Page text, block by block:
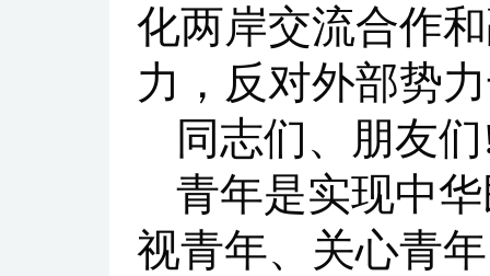
化两岸交流合作
力，反对外部势
同志们、朋友
青年是实现中
视青年、关心青